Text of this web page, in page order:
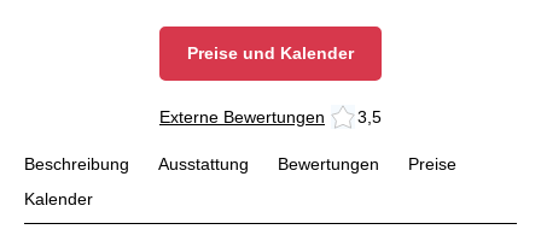
Preise und Kalender
Externe Bewertungen 3,5
Beschreibung Ausstattung Bewertungen
Preise
Kalender